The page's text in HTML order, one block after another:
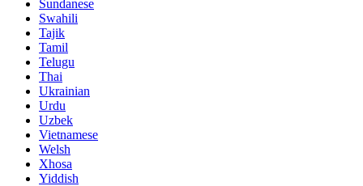
Sundanese
Swahili
Tajik
Tamil
Telugu
Thai
Ukrainian
Urdu
Uzbek
Vietnamese
Welsh
Xhosa
Yiddish